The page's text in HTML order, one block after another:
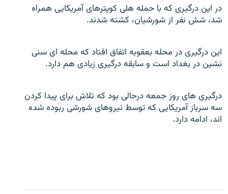
به ما بپیوندید
زبان‌های دیگر
در اين درگيری که با حمله هلی کوپترهای آمريکايی همراه
شد، شش نفر از شورشيان، کشته شدند.
اين درگيری در محله بعقوبه اتفاق افتاد که محله ای سنی
نشين در بغداد است و سابقه درگيری زيادی هم دارد.
درگيری های روز جمعه درحالی بود که تلاش برای پيدا کردن
سه سرباز آمريکايی که توسط نيروهای شورشی ربوده شده
اند، ادامه دارد.